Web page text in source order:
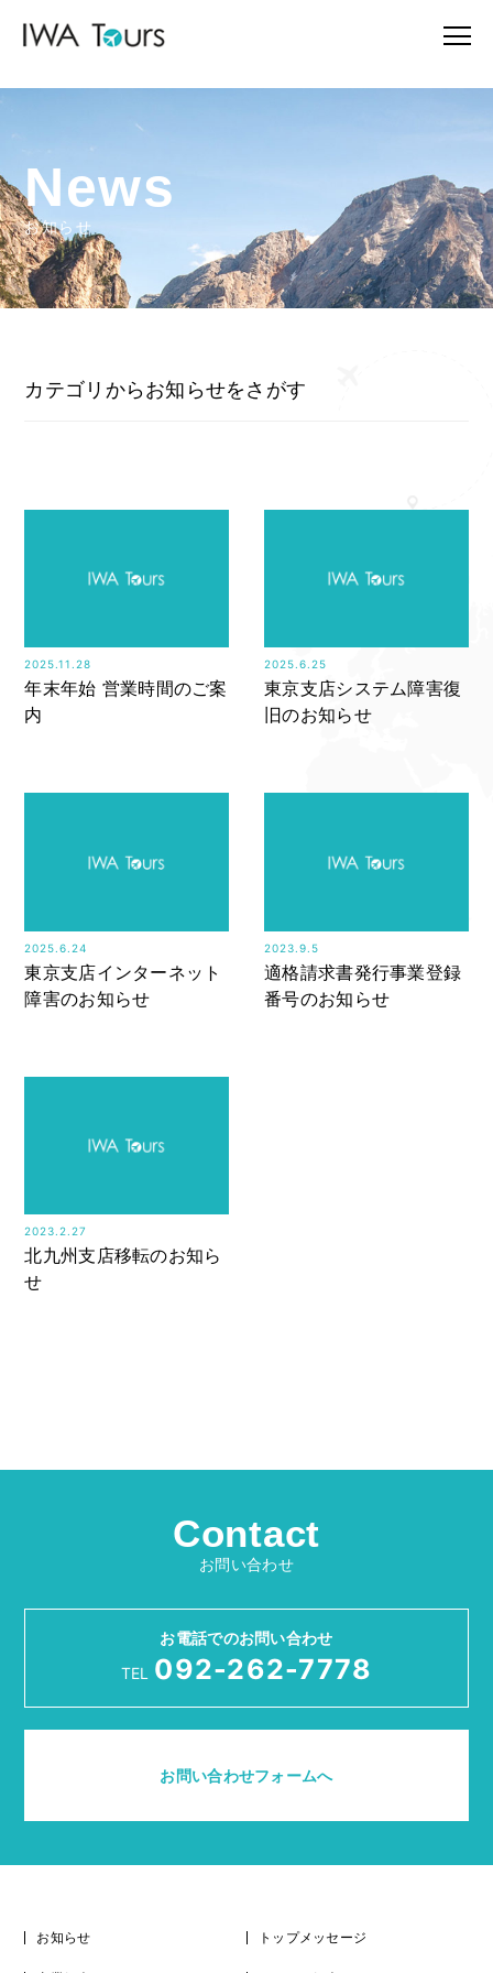
News
お知らせ
カテゴリからお知らせをさがす
2025.11.28
年末年始 営業時間のご案
内
2025.6.25
東京支店システム障害復
旧のお知らせ
2025.6.24
東京支店インターネット
障害のお知らせ
2023.9.5
適格請求書発行事業登録
番号のお知らせ
2023.2.27
北九州支店移転のお知ら
せ
Contact
お問い合わせ
お電話でのお問い合わせ
TEL
092-262-7778
お問い合わせフォームへ
お知らせ トップメッセージ